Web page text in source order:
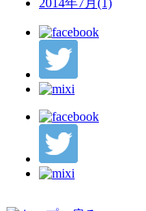
2014年7月(1)